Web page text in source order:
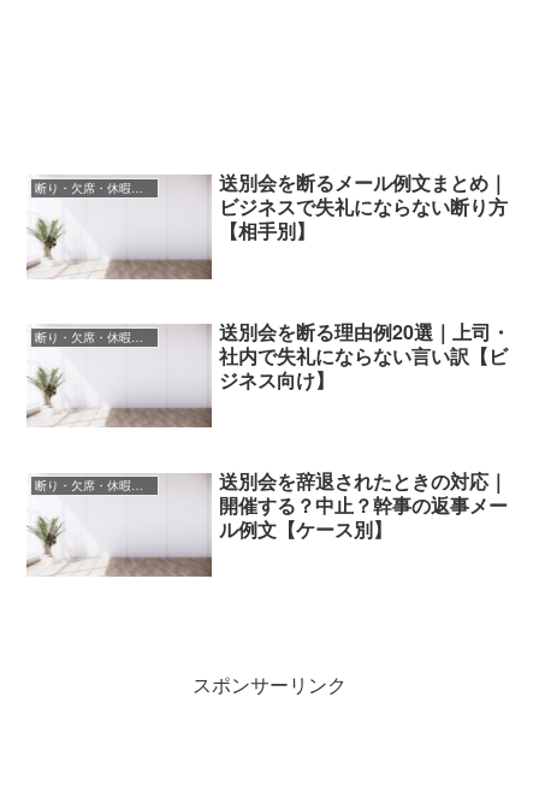
送別会を断るメール例文まとめ｜
ビジネスで失礼にならない断り方
【相手別】
送別会を断る理由例20選｜上司・
社内で失礼にならない言い訳【ビ
ジネス向け】
断り・欠席・休暇の連絡文
送別会を辞退されたときの対応｜
開催する？中止？幹事の返事メー
ル例文【ケース別】
スポンサーリンク